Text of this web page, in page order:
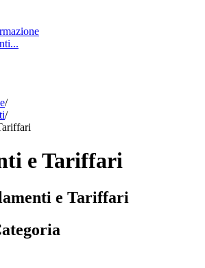
/
/
e Tariffari
e Tariffari